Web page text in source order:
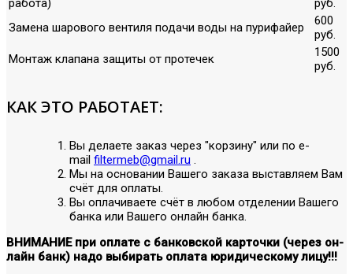
работа)
руб.
Замена шарового вентиля подачи воды на пурифайер
600
руб.
Монтаж клапана защиты от протечек
1500
руб.
КАК ЭТО РАБОТАЕТ:
Вы делаете заказ через "корзину" или по е-
mail filtermeb@gmail.ru .
Мы на основании Вашего заказа выставляем Вам
счёт для оплаты.
Вы оплачиваете счёт в любом отделении Вашего
банка или Вашего онлайн банка.
ВНИМАНИЕ при оплате с банковской карточки (через он-
лайн банк) надо выбирать оплата юридическому лицу!!!